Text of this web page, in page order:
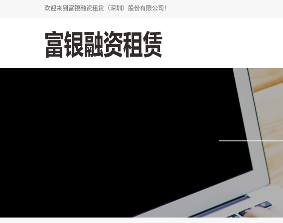
欢迎来到富银融资租赁（深圳）股份有限公司！